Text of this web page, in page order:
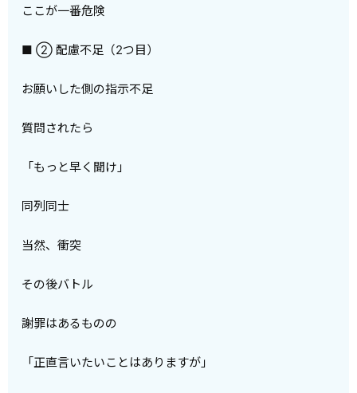
ここが一番危険
■ ② 配慮不足（2つ目）
お願いした側の指示不足
質問されたら
「もっと早く聞け」
同列同士
当然、衝突
その後バトル
謝罪はあるものの
「正直言いたいことはありますが」